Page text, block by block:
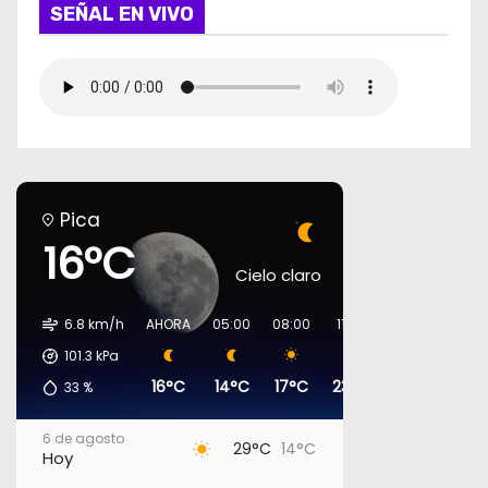
SEÑAL EN VIVO
Pica
16°C Cielo claro
6.8 km/h
101.3 kPa
33 %
AHORA
16°C
05:00
14°C
08:00
17°C
11:00
23°C
6 de agosto
Hoy 29°C 14°C